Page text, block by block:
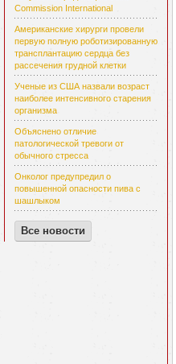
Commission International
Американские хирурги провели
первую полную роботизированную
трансплантацию сердца без
рассечения грудной клетки
Ученые из США назвали возраст
наиболее интенсивного старения
организма
Объяснено отличие
патологической тревоги от
обычного стресса
Онколог предупредил о
повышенной опасности пива с
шашлыком
Все новости